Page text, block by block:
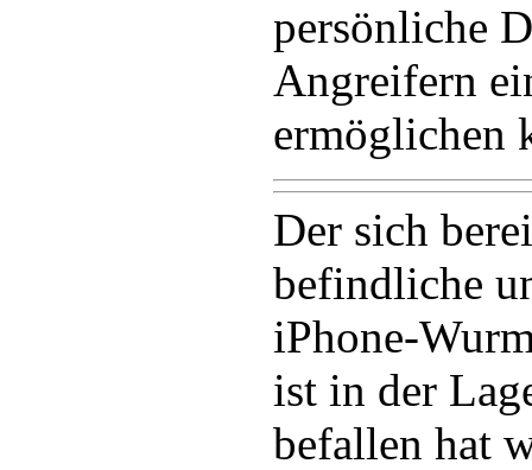
persönliche
Angreifern
ermöglichen
Der sich
befindliche
iPhone-
ist in der
befallen hat